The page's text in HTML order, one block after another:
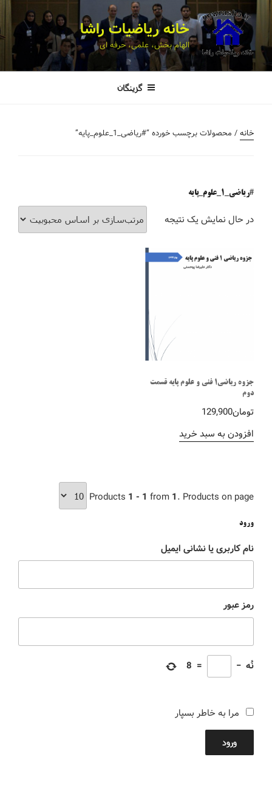
خانه ریاضیات راشا
الهام بخش، علمی، حرفه ای
گزینگان
خانه/ محصولات برچسب خورده “#ریاضی_1_علوم_پایه”
#ریاضی_1_علوم_پایه
در حال نمایش یک نتیجه
جزوه ریاضی1 فنی و علوم پایه قسمت
دوم
تومان129,900
افزودن به سبد خرید
Products 1 - 1 from 1. Products on page
ورود
نام کاربری یا نشانی ایمیل
رمز عبور
نُه −
=
8
مرا به خاطر بسپار
ورود